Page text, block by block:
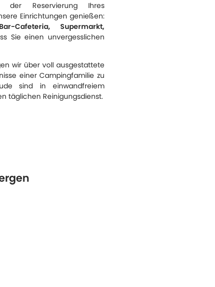
der Reservierung Ihres
Einrichtungen genießen:
Cafeteria, Supermarkt,
Sie einen unvergesslichen
wir über voll ausgestattete
einer Campingfamilie zu
sind in einwandfreiem
täglichen Reinigungsdienst.